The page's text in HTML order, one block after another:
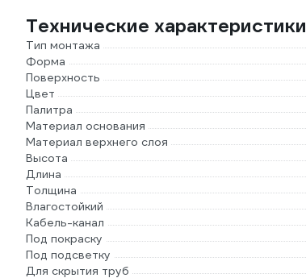
Технические характеристики
Тип монтажа
Форма
Поверхность
Цвет
Палитра
Материал основания
Материал верхнего слоя
Высота
Длина
Толщина
Влагостойкий
Кабель-канал
Под покраску
Под подсветку
Для скрытия труб